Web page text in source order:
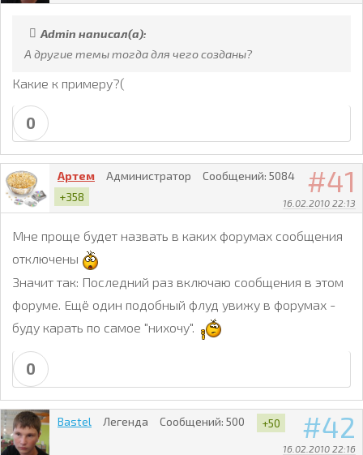
Admin написал(а):
А другие темы тогда для чего созданы?
Какие к примеру?(
0
41
16.02.2010 22:13
Артем Администратор Сообщений: 5084
+358
Мне проще будет назвать в каких форумах сообщения
отключены
Значит так: Последний раз включаю сообщения в этом
форуме. Ещё один подобный флуд увижу в форумах -
буду карать по самое "нихочу".
0
42
16.02.2010 22:16
Bastel Легенда Сообщений: 500 +50